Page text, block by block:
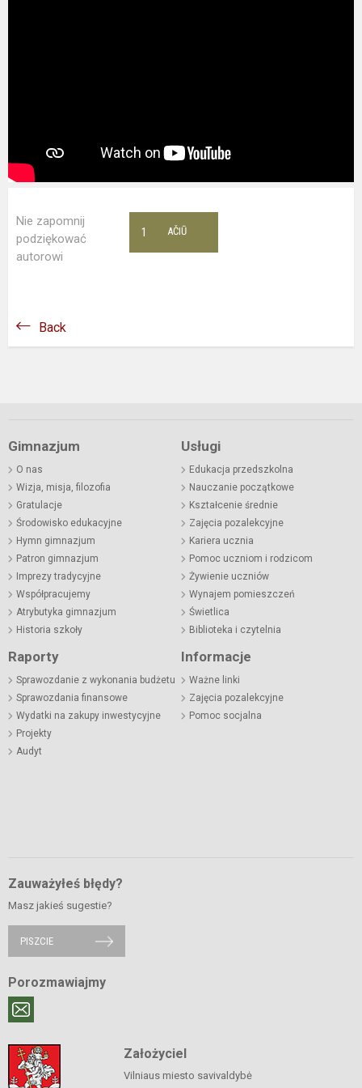
Nie zapomnij
podziękować
autorowi
AČIŪ
1
Back
Gimnazjum
O nas
Wizja, misja, filozofia
Gratulacje
Środowisko edukacyjne
Hymn gimnazjum
Patron gimnazjum
Imprezy tradycyjne
Współpracujemy
Atrybutyka gimnazjum
Historia szkoły
Usługi
Edukacja przedszkolna
Nauczanie początkowe
Kształcenie średnie
Zajęcia pozalekcyjne
Kariera ucznia
Pomoc uczniom i rodzicom
Żywienie uczniów
Wynajem pomieszczeń
Świetlica
Biblioteka i czytelnia
Raporty
Sprawozdanie z wykonania budżetu
Sprawozdania finansowe
Wydatki na zakupy inwestycyjne
Projekty
Audyt
Informacje
Ważne linki
Zajęcia pozalekcyjne
Pomoc socjalna
Zauważyłeś błędy?
Masz jakieś sugestie?
PISZCIE
Porozmawiajmy
Założyciel
Vilniaus miesto savivaldybė